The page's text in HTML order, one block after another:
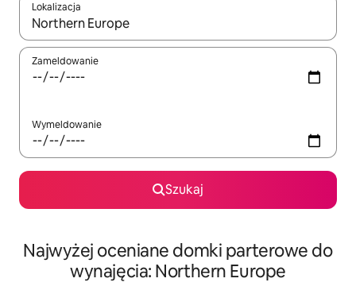
Lokalizacja
Gdy wyniki będą dostępne, możesz poruszać się po nich za
Zameldowanie
Wymeldowanie
Szukaj
Najwyżej oceniane domki parterowe do
wynajęcia: Northern Europe